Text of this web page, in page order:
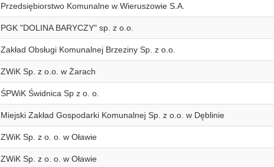
Przedsiębiorstwo Komunalne w Wieruszowie S.A.
PGK "DOLINA BARYCZY" sp. z o.o.
Zakład Obsługi Komunalnej Brzeziny Sp. z o.o.
ZWiK Sp. z o.o. w Żarach
ŚPWiK Świdnica Sp z o. o.
Miejski Zakład Gospodarki Komunalnej Sp. z o.o. w Dęblinie
ZWiK Sp. z o. o. w Oławie
ZWiK Sp. z o. o. w Oławie